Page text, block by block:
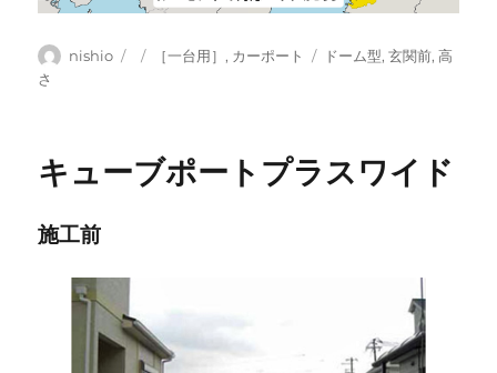
投
nishio
投
カ［一台用］ , カーポート
タ
ドーム型,玄関前,高
さ
キューブポートプラスワイド
施工前